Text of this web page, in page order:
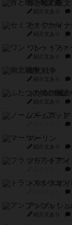
宵と暁の呪文
紹介文あり
セミファイ
紹介文あり
ワン・トゥ
紹介文あり
南北戦争
紹介文あり
ふたつの城の
紹介文あり
ノームズ・ア
マーリン
紹介文あり
フラットアイ
トランスオ
アンブッシュ
紹介文あり